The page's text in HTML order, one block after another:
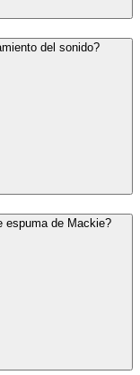
del sonido?
espuma de Mackie?